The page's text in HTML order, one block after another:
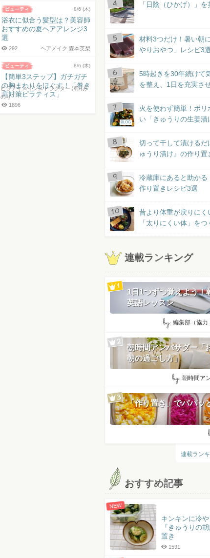
8/6 (木)
浴衣に似合う髪型は？美容師
おすすめの夏ヘアアレンジ3
選
ヘアメイク 森本英梨
292
8/6 (木)
【簡単3ステップ】ガチガチ
の胸まわりをほぐす！「巻き
肩対策ピラティス」
ピラティスインストラクター 澤田み
のり
1896
「日陰（ひかげ）」
材料3つだけ！暑い朝
やりおやつ」レシピ3
5時起きを30年続けて
を整え、1日を充実さ
BLOG
火を使わず簡単！ポリ
い「きゅうりの生姜漬
切って干して漬けるだ
ゅうり漬け』の作り置
冷蔵庫にあると助かる
作り置きレシピ3選
昔より体重が戻りにく
「太りにくい体」を
連載ランキング
1日1つずつ覚えよう！
英語レッスン
by: 編集部（協力
朝時間アンバサダー「
朝の過ごし方」
by: 朝時間ア
「作り置き」でパパッ
連載ラン
おすすめ記事
NEW
キンキンに冷
『きゅうりの
置き
1591